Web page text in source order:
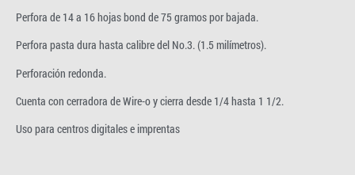
Perfora de 14 a 16 hojas bond de 75 gramos por bajada.
Perfora pasta dura hasta calibre del No.3. (1.5 milímetros).
Perforación redonda.
Cuenta con cerradora de Wire-o y cierra desde 1/4 hasta 1 1/2.
Uso para centros digitales e imprentas